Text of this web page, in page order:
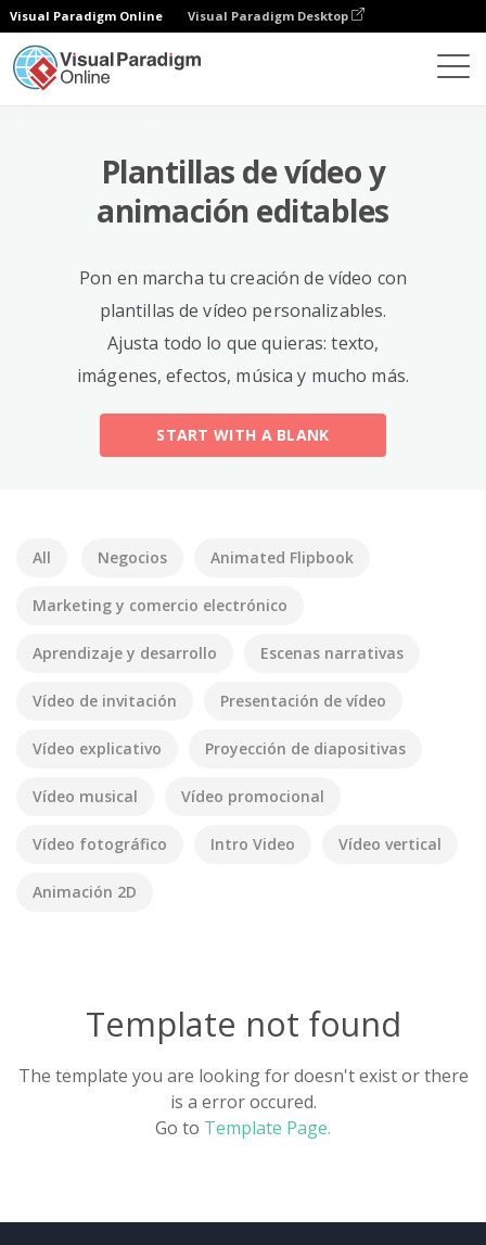
Visual Paradigm Online Visual Paradigm Desktop
Plantillas de vídeo y
animación editables
Pon en marcha tu creación de vídeo con
plantillas de vídeo personalizables.
Ajusta todo lo que quieras: texto,
imágenes, efectos, música y mucho más.
START WITH A BLANK
All Negocios Animated Flipbook
Marketing y comercio electrónico
Aprendizaje y desarrollo Escenas narrativas
Vídeo de invitación Presentación de vídeo
Vídeo explicativo Proyección de diapositivas
Vídeo musical Vídeo promocional
Vídeo fotográfico Intro Video Vídeo vertical
Animación 2D
Template not found
The template you are looking for doesn't exist or there
is a error occured.
Go to Template Page.